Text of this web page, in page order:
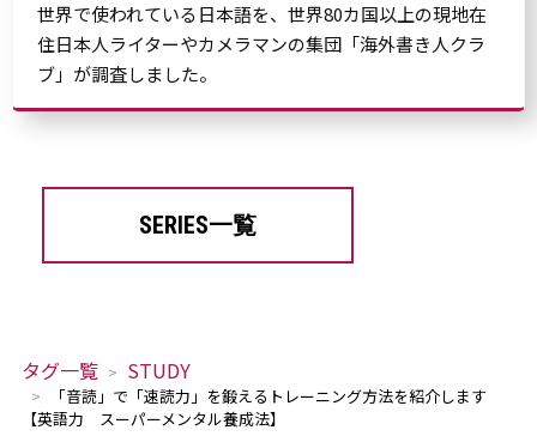
世界で使われている日本語を、世界80カ国以上の現地在
住日本人ライターやカメラマンの集団「海外書き人クラ
ブ」が調査しました。
SERIES一覧
タグ一覧 STUDY
「音読」で「速読力」を鍛えるトレーニング方法を紹介します
【英語力 スーパーメンタル養成法】